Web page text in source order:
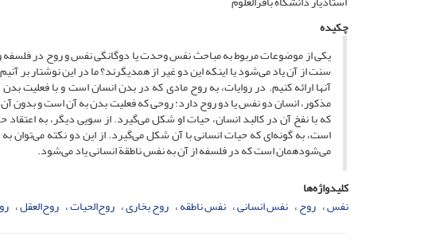
چکیده
یکی از موضوعات مربوط به مباحث نفس وحدت یا دوگانگی نفس و روح در
سنت از آن یاد می‌شود یا اینکه این دو غیر از همدیگرند؟ ما در این نوشتار
آنها ارائه کنیم. در روایات، به روح مادی که در بدن انسان است و با فعلیت
مذکور، انسان دو نفس یا دو روح دارد: روحی که فعلیت بدن به آن است و بدون
که با نفخ آن در کالبد انسان، حیات او شکل می‌گیرد. از سویی دیگر، به اعتقاد
است، به گونه‌ای که حیات انسانی با آن شکل می‌گیرد. از این دو نکته می‌توان
می‌شودهمان است که در فلسفه از آن به نفس ناطقة انسانی یاد می‌شود.
کلیدواژه‌ها
نفس روح نفس انسانی نفس ناطقه روح بخاری روح‌الحیات روح‌العقل